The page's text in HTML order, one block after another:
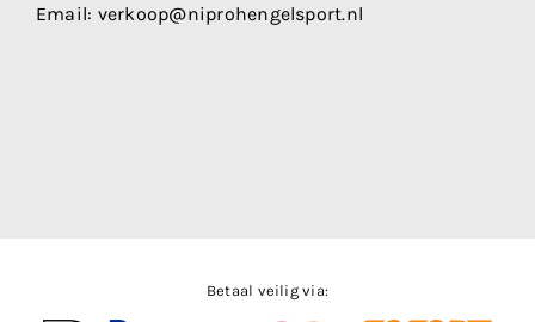
Email: verkoop@niprohengelsport.nl
Betaal veilig via: